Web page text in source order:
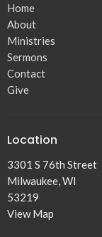
Home
About
Ministries
Sermons
Contact
Give
Location
3301 S 76th Street
Milwaukee, WI
53219
View Map